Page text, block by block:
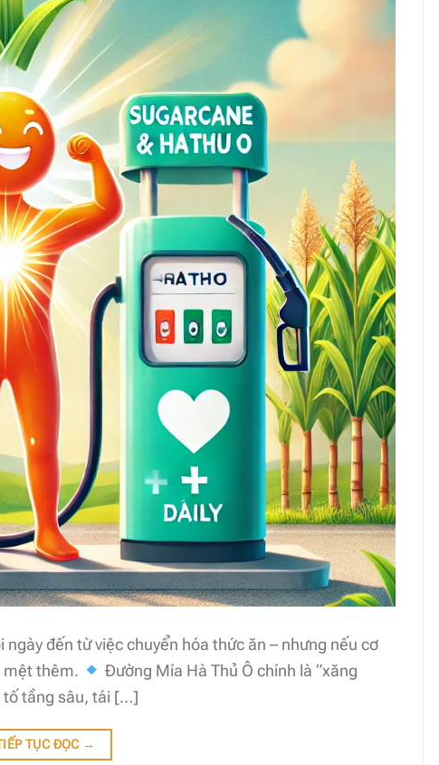
đến từ việc chuyển hóa thức ăn – nhưng nếu cơ
mệt thêm.
Đường Mía Hà Thủ Ô chính là “xăng
tố tầng sâu, tái […]
TỤC ĐỌC →